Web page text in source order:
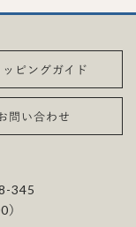
ッピングガイド
問い合わせ
345